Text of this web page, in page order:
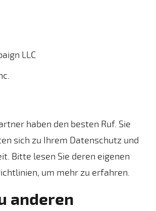
LLC
haben den besten Ruf. Sie
sich zu Ihrem Datenschutz und
Bitte lesen Sie deren eigenen
um mehr zu erfahren.
anderen